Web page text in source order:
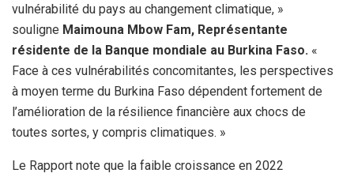
vulnérabilité du pays au changement climatique, »
souligne Maimouna Mbow Fam, Représentante
résidente de la Banque mondiale au Burkina Faso. «
Face à ces vulnérabilités concomitantes, les perspectives
à moyen terme du Burkina Faso dépendent fortement de
l’amélioration de la résilience financière aux chocs de
toutes sortes, y compris climatiques. »
Le Rapport note que la faible croissance en 2022